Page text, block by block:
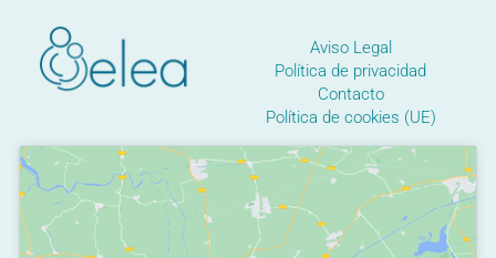
Aviso Legal
Política de privacidad
Contacto
Política de cookies (UE)